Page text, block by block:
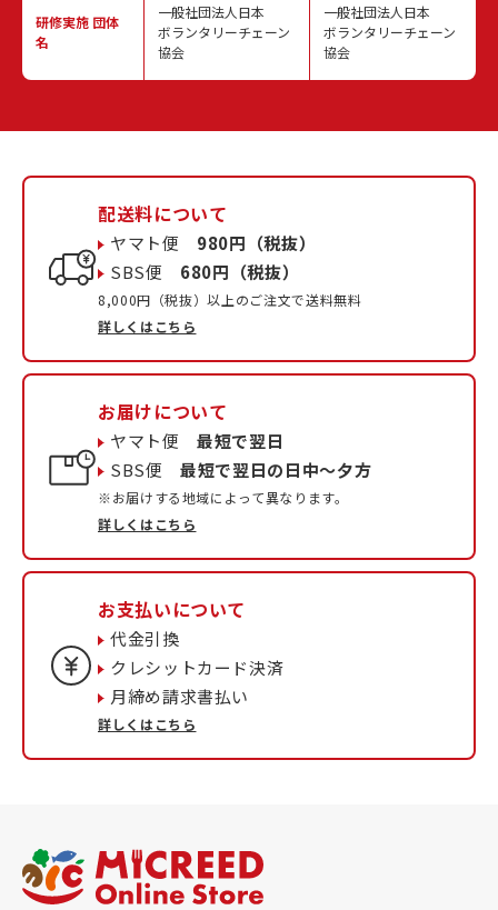
研修実施 団体
名
一般社団法人日本
ボランタリーチェーン
協会
一般社団法人日本
ボランタリーチェーン
協会
配送料について
ヤマト便 980円（税抜）
SBS便 680円（税抜）
8,000円（税抜）以上のご注文で送料無料
詳しくはこちら
お届けについて
ヤマト便最短で翌日
SBS便最短で翌日の日中〜夕方
※お届けする地域によって異なります。
詳しくはこちら
お支払いについて
代金引換
クレシットカード決済
月締め請求書払い
詳しくはこちら